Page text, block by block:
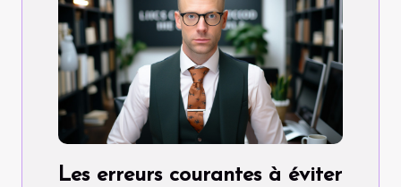
Les erreurs courantes à éviter